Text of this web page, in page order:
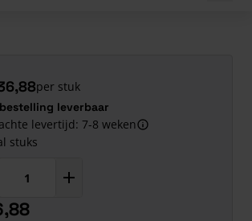
per stuk
leverbaar
levertijd: 7-8 weken
stuks